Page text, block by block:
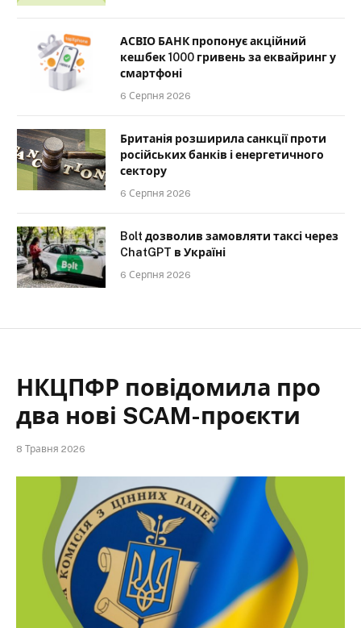
АСВІО БАНК пропонує акційний
кешбек 1000 гривень за еквайринг у
смартфоні
6 Серпня 2026
Британія розширила санкції проти
російських банків і енергетичного
сектору
6 Серпня 2026
Bolt дозволив замовляти таксі через
ChatGPT в Україні
6 Серпня 2026
НКЦПФР повідомила про
два нові SCAM-проєкти
8 Травня 2026